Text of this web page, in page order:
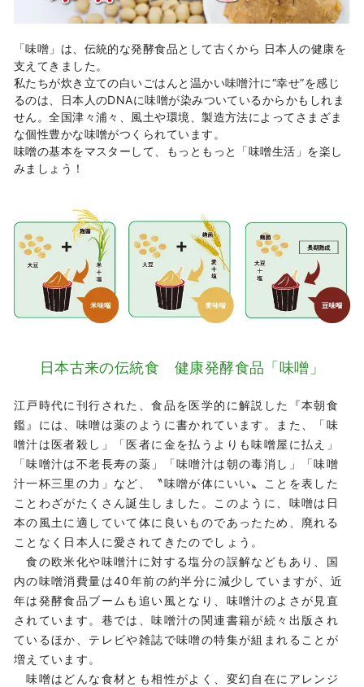
「味噌」は、伝統的な発酵食品として古くから 日本人の健康を
支えてきました。
私たちが炊き立ての白いごはんと温かい味噌汁に“幸せ”を感じ
るのは、日本人のDNAに味噌が染みついているからかもしれま
せん。全国津々浦々、風土や環境、製造方法によってさまざま
な個性豊かな味噌がつくられています。
味噌の基本をマスターして、もっともっと「味噌生活」を楽し
みましょう！
日本古来の伝統食 健康発酵食品「味噌」
江戸時代に刊行された、食品を医学的に解説した『本朝食
鑑』には、味噌は薬のように書かれています。また、「味
噌汁は医者殺し」「医者に金を払うよりも味噌屋に払え」
「味噌汁は不老長寿の薬」「味噌汁は朝の毒消し」「味噌
汁一杯三里の力」など、〝味噌が体にいい〟ことを表した
ことわざがたくさん誕生しました。このように、味噌は日
本の風土に適していて体に良いものであったため、廃れる
ことなく日本人に愛されてきたのでしょう。
食の欧米化や味噌汁に対する塩分の誤解などもあり、国
内の味噌消費量は40年前の約半分に減少していますが、近
年は発酵食品ブームも追い風となり、味噌汁のよさが見直
されています。巷では、味噌汁の関連書籍が続々出版され
ているほか、テレビや雑誌で味噌の特集が組まれることが
増えています。
味噌はどんな食材とも相性がよく、変幻自在にアレンジ